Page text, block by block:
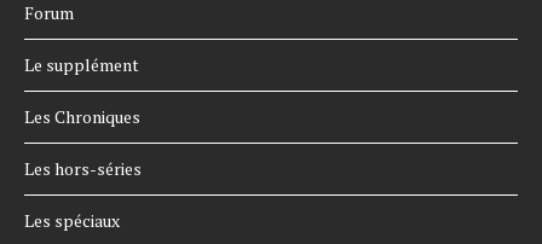
Forum
Le supplément
Les Chroniques
Les hors-séries
Les spéciaux